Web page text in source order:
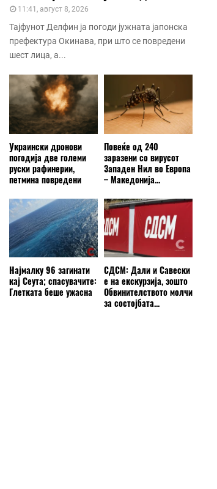
11:41, август 8, 2026
Тајфунот Делфин ја погоди јужната јапонска
префектура Окинава, при што се повредени
шест лица, а...
Украински дронови
погодија две големи
руски рафинерии,
петмина повредени
Повеќе од 240
заразени со вирусот
Западен Нил во Европа
– Македонија...
Најмалку 96 загинати
кај Сеута; спасувачите:
Глетката беше ужасна
СДСМ: Дали и Савески
е на екскурзија, зошто
Обвинителството молчи
за состојбата...